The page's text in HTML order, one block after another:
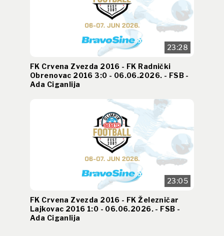
23:28
FK Crvena Zvezda 2016 - FK Radnički
Obrenovac 2016 3:0 - 06.06.2026. - FSB -
Ada Ciganlija
23:05
FK Crvena Zvezda 2016 - FK Železničar
Lajkovac 2016 1:0 - 06.06.2026. - FSB -
Ada Ciganlija